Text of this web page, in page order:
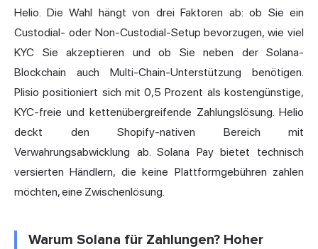
Helio. Die Wahl hängt von drei Faktoren ab: ob Sie ein
Custodial- oder Non-Custodial-Setup bevorzugen, wie viel
KYC Sie akzeptieren und ob Sie neben der Solana-
Blockchain auch Multi-Chain-Unterstützung benötigen.
Plisio positioniert sich mit 0,5 Prozent als kostengünstige,
KYC-freie und kettenübergreifende Zahlungslösung. Helio
deckt den Shopify-nativen Bereich mit
Verwahrungsabwicklung ab. Solana Pay bietet technisch
versierten Händlern, die keine Plattformgebühren zahlen
möchten, eine Zwischenlösung.
Warum Solana für Zahlungen? Hoher